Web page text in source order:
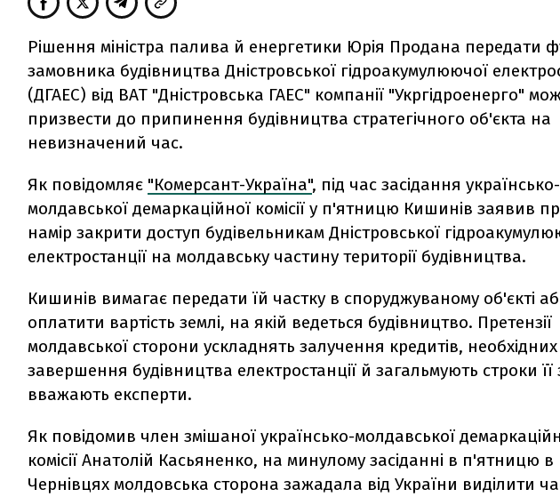
Рішення міністра палива й енергетики Юрія Продана передати
замовника будівництва Дністровської гідроакумулюючої
(ДГАЕС) від ВАТ "Дністровська ГАЕС" компанії "Укргідроенерго"
призвести до припинення будівництва стратегічного об'єкта на
невизначений час.
Як повідомляє "Комерсант-Україна", під час засідання українсько-
молдавської демаркаційної комісії у п'ятницю Кишинів заявив
намір закрити доступ будівельникам Дністровської
електростанції на молдавську частину території будівництва.
Кишинів вимагає передати їй частку в споруджуваному об'єкті
оплатити вартість землі, на якій ведеться будівництво. Претензії
молдавської сторони ускладнять залучення кредитів,
завершення будівництва електростанції й загальмують строки її
вважають експерти.
Як повідомив член змішаної українсько-молдавської
комісії Анатолій Касьяненко, на минулому засіданні в п'ятницю в
Чернівцях молдовська сторона зажадала від України виділити